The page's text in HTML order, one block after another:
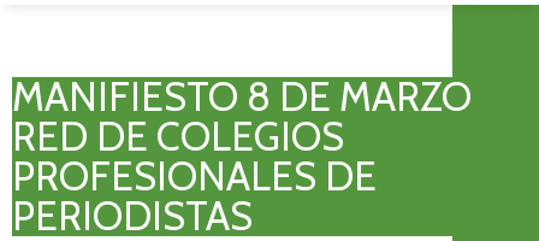
MANIFIESTO 8 DE MARZO
RED DE COLEGIOS
PROFESIONALES DE
PERIODISTAS